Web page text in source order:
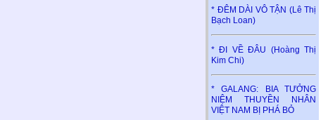
* ĐÊM DÀI VÔ TẬN (Lê Thị
Bạch Loan)
* ĐI VỀ ĐÂU (Hoàng Thị
Kim Chi)
* GALANG: BIA TƯỞNG
NIỆM THUYỀN NHÂN
VIỆT NAM BỊ PHÁ BỎ